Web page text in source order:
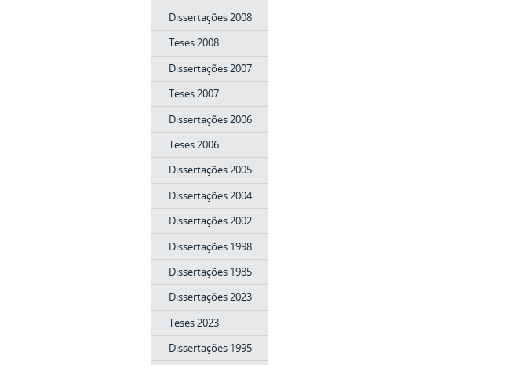
Dissertações 2008
Teses 2008
Dissertações 2007
Teses 2007
Dissertações 2006
Teses 2006
Dissertações 2005
Dissertações 2004
Dissertações 2002
Dissertações 1998
Dissertações 1985
Dissertações 2023
Teses 2023
Dissertações 1995